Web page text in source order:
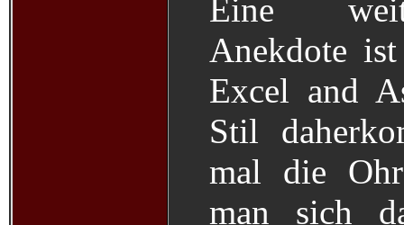
Eine
Anekdote
Excel and
Stil
mal die
man sich